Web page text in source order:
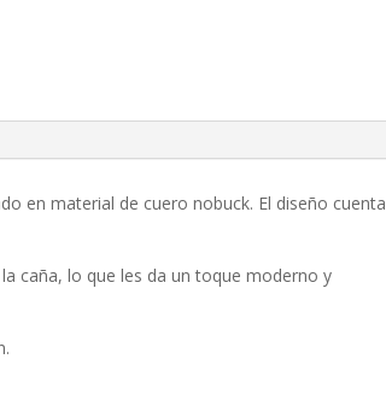
en material de cuero nobuck. El diseño cuenta
caña, lo que les da un toque moderno y